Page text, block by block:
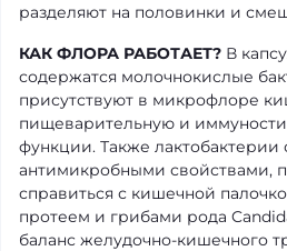
разделяют на половинки и
КАК ФЛОРА РАБОТАЕТ? В
содержатся молочнокислые
присутствуют в микрофлоре
пищеварительную и
функции. Также лактобактерии
антимикробными свойствами,
справиться с кишечной
протеем и грибами рода
баланс желудочно-кишечного